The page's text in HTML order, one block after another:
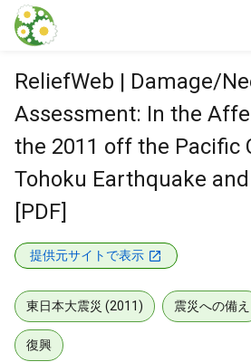
本文に飛ぶ
ReliefWeb | Damage/
Assessment: In the
the 2011 off the Pacific
Tohoku Earthquake
[PDF]
提供元サイトで表示
東日本大震災 (2011) 震災への備え
復興